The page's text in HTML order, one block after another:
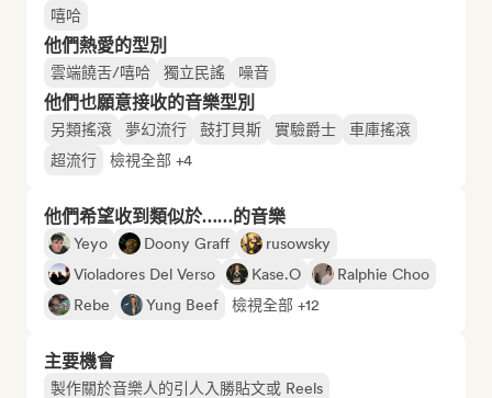
嘻哈
他們熱愛的型別
雲端饒舌/嘻哈 獨立民謠 噪音
他們也願意接收的音樂型別
另類搖滾 夢幻流行 鼓打貝斯 實驗爵士
車庫搖滾
超流行
檢視全部 +4
他們希望收到類似於……的音樂
Yeyo Doony Graff
rusowsky
Violadores Del Verso
Kase.O
Ralphie Choo
Rebe
Yung Beef 檢視全部 +12
主要機會
製作關於音樂人的引人入勝貼文或 Reels